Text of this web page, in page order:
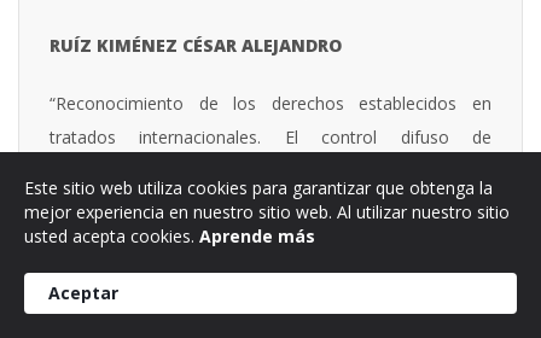
RUÍZ KIMÉNEZ CÉSAR ALEJANDRO
“Reconocimiento de los derechos establecidos en
tratados internacionales. El control difuso de
mirada crítica”.
“El principio de capacidad económico-contributiva”, eje
Este sitio web utiliza cookies para garantizar que obtenga la
mejor experiencia en nuestro sitio web. Al utilizar nuestro sitio
usted acepta cookies. Aprende más
Aceptar